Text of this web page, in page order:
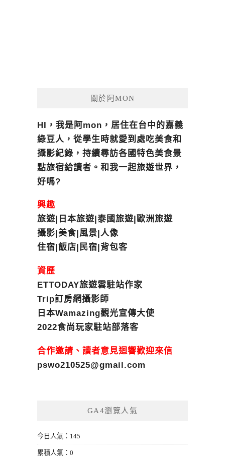
關於阿MON
HI，我是阿mon，居住在台中的嘉義
綠豆人，從學生時就愛到處吃美食和
攝影紀錄，持續尋訪各國特色美食景
點旅宿給讀者。和我一起旅遊世界，
好嗎?
興趣
旅遊|日本旅遊|泰國旅遊|歐洲旅遊
攝影|美食|風景|人像
住宿|飯店|民宿|背包客
資歷
ETTODAY旅遊雲駐站作家
Trip訂房網攝影師
日本Wamazing觀光宣傳大使
2022食尚玩家駐站部落客
合作邀請、讀者意見迴響歡迎來信
pswo210525@gmail.com
GA4瀏覽人氣
今日人氣：145
累積人氣：0